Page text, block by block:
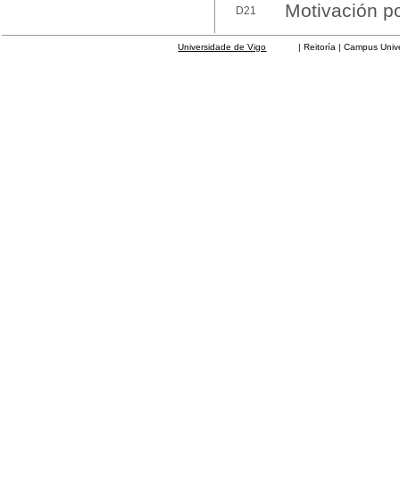
D21 Motivación
Universidade de Vigo | Reitoría | Campus